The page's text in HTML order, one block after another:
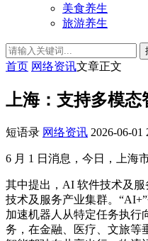
美食养生
旅游养生
首页 网络资讯文章正文
上海：支持多模态
短语录 网络资讯 2026-06-01
6 月 1 日消息，今日，上海
其中提出，AI 软件技术及
技术及服务产业集群。
加速机器人从特定任务执行
务，在金融、医疗、文旅等